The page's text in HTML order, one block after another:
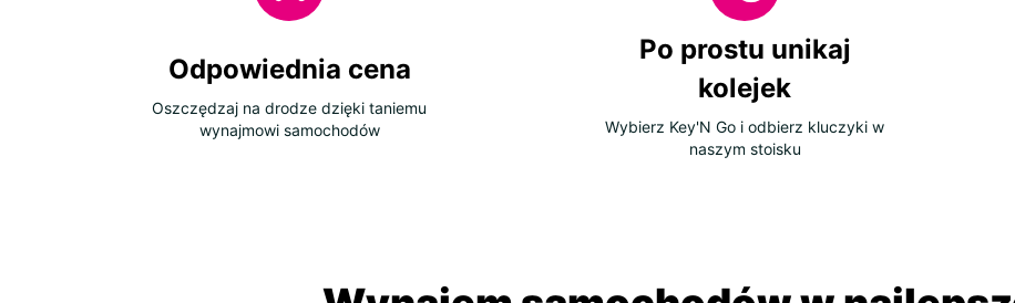
Odpowiednia cena
Oszczędzaj na drodze dzięki taniemu
wynajmowi samochodów
Po prostu unikaj
kolejek
Wybierz Key'N Go i odbierz kluczyki w
naszym stoisku